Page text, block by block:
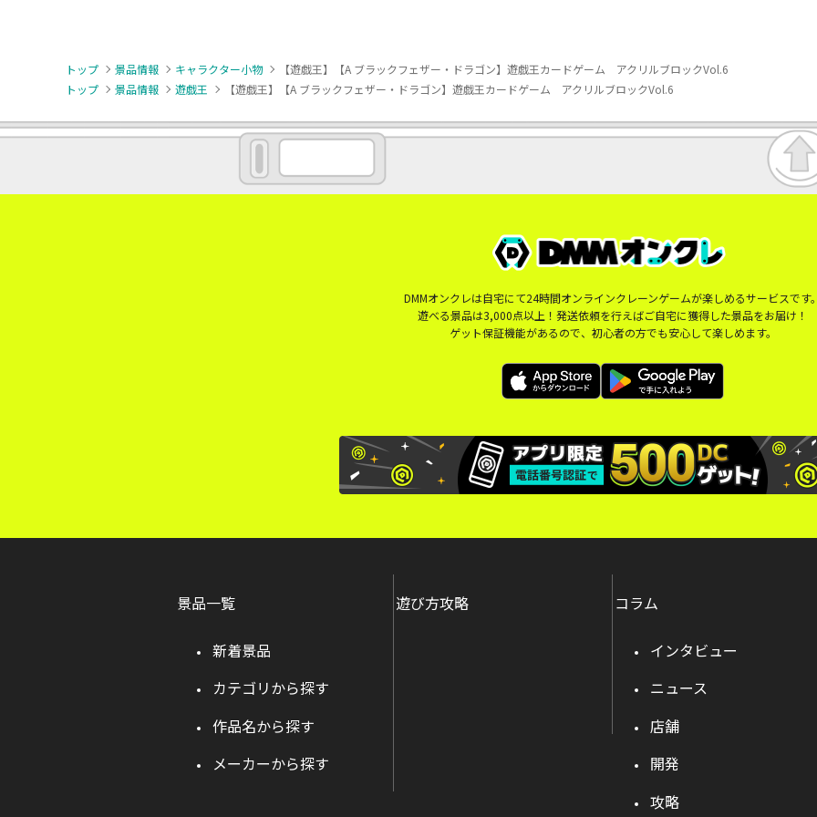
トップ 景品情報 キャラクター小物
【遊戯王】【A ブラックフェザー・ドラゴン】遊戯王カードゲーム アクリルブロックVol.6
トップ
景品情報 遊戯王 【遊戯王】【A ブラックフェザー・ドラゴン】遊戯王カードゲーム アクリルブロックVol.6
DMMオンクレは自宅にて24時間オンラインクレーンゲームが楽しめるサービスです
遊べる景品は3,000点以上！発送依頼を行えばご自宅に獲得した景品をお届け！
ゲット保証機能があるので、初心者の方でも安心して楽しめます。
景品一覧
新着景品
カテゴリから探す
作品名から探す
メーカーから探す
遊び方攻略 コラム
インタビュー
ニュース
店舗
開発
攻略